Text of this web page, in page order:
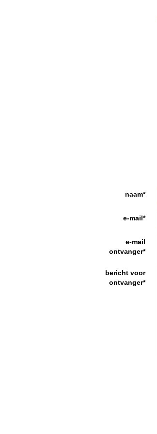
naam*
e-mail*
e-mail
ontvanger*
bericht voor
ontvanger*